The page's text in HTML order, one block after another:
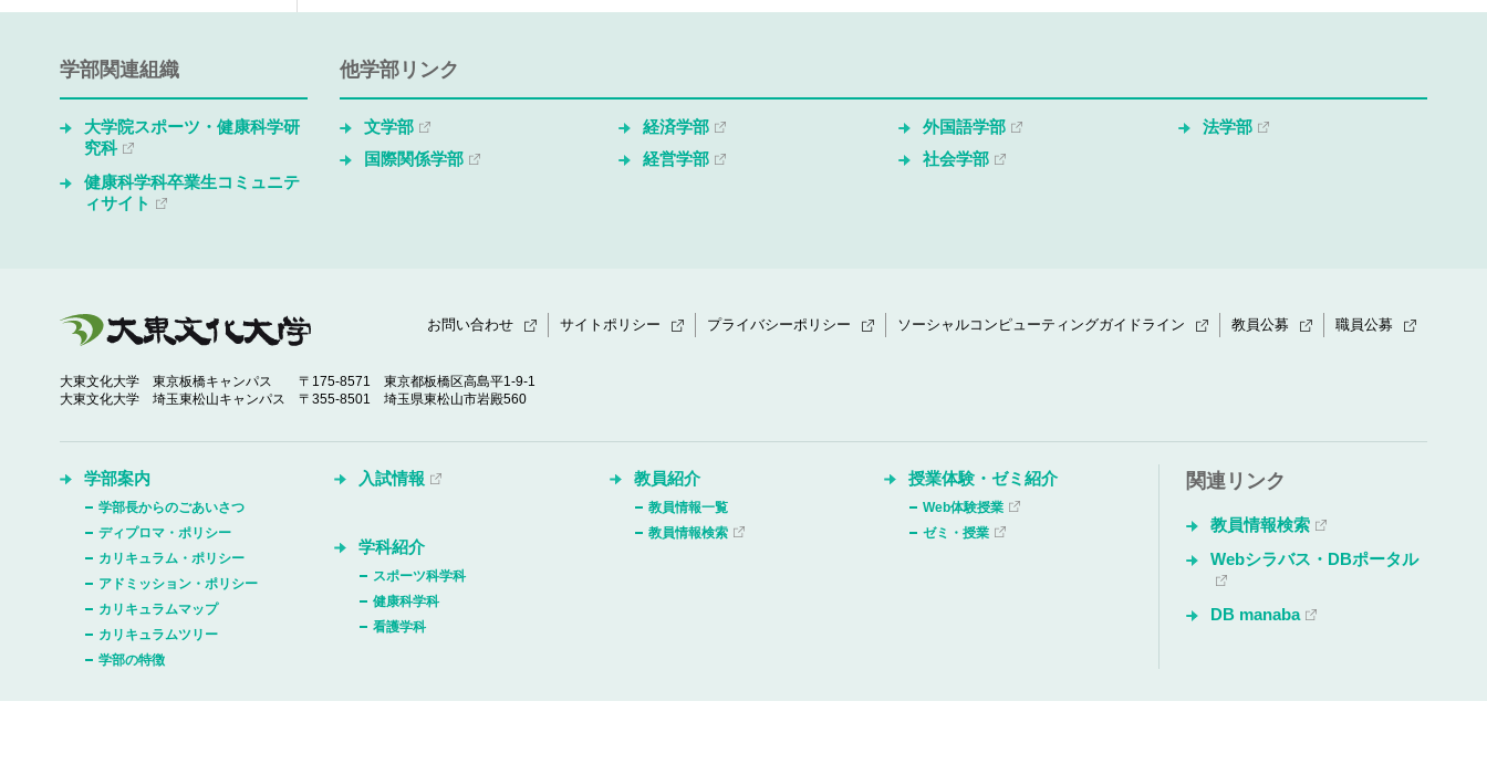
学部関連組織
大学院スポーツ・健康科学研
究科
健康科学科卒業生コミュニテ
ィサイト
他学部リンク
文学部 経済学部 外国語学部
法学部
国際関係学部
経営学部 社会学部
大東文化大学 東京板橋キャンパス
〒175-8571 東京都板橋区高島平1-9-1
大東文化大学 埼玉東松山キャンパス
〒355-8501 埼玉県東松山市岩殿560
お問い合わせ サイトポリシー プライバシーポリシー ソーシャルコンピューティングガイドライン 教員公募 職員公募
学部案内
学部長からのごあいさつ
ディプロマ・ポリシー
カリキュラム・ポリシー
アドミッション・ポリシー
カリキュラムマップ
カリキュラムツリー
学部の特徴
入試情報
学科紹介
スポーツ科学科
健康科学科
看護学科
教員紹介
教員情報一覧
教員情報検索
授業体験・ゼミ紹介
Web体験授業
ゼミ・授業
関連リンク
教員情報検索
Webシラバス・DBポータル
DB manaba